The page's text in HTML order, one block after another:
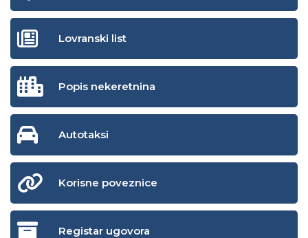
Lovranski list
Popis nekeretnina
Autotaksi
Korisne poveznice
Registar ugovora